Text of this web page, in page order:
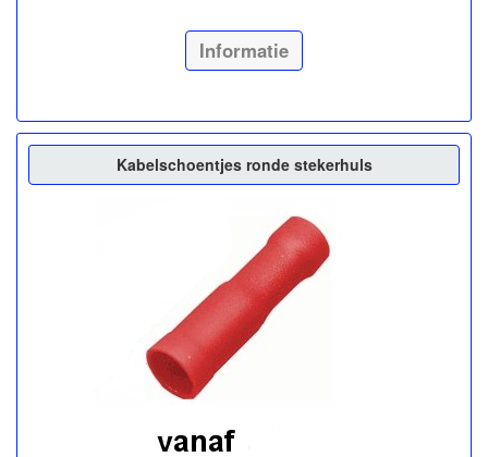
Informatie
Kabelschoentjes ronde stekerhuls